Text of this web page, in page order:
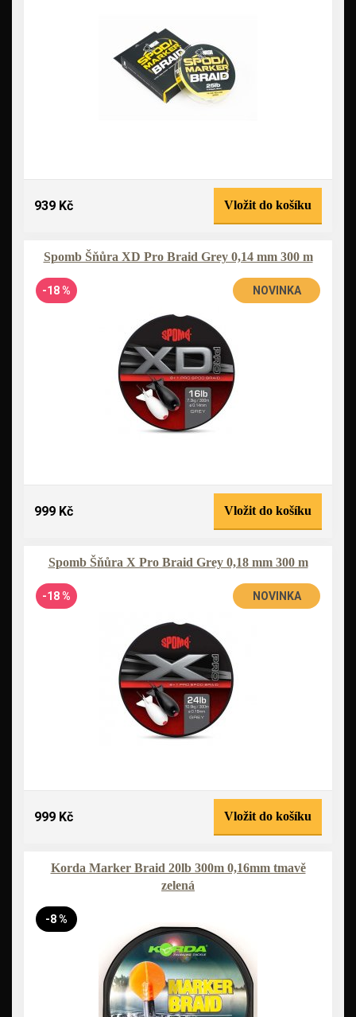
939 Kč Vložit do košíku
Spomb Šňůra XD Pro Braid Grey 0,14 mm 300 m
-18 % NOVINKA
999 Kč Vložit do košíku
Spomb Šňůra X Pro Braid Grey 0,18 mm 300 m
-18 % NOVINKA
999 Kč Vložit do košíku
Korda Marker Braid 20lb 300m 0,16mm tmavě
zelená
-8 %